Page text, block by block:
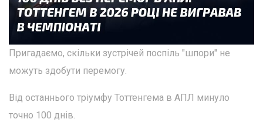
Пригадаємо, скільки зустрічей поспіль "шпори" не
можуть здобути перемогу.
Від останнього тріумфу Тоттенгема в АПЛ минуло
точно 100 днів.